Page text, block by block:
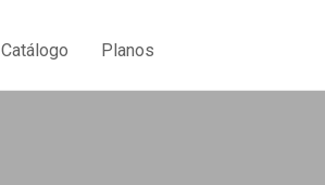
Catálogo Planos